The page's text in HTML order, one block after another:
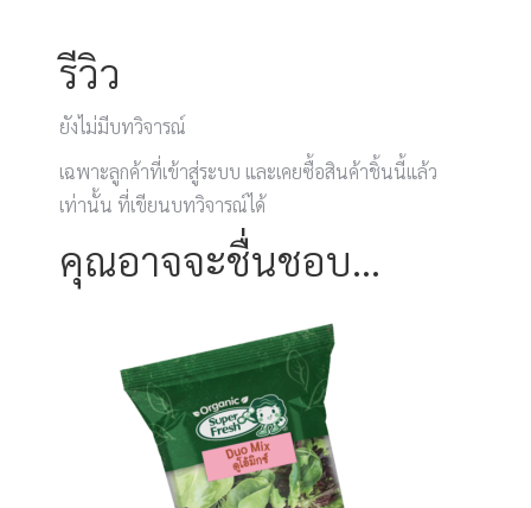
รีวิว
ยังไม่มีบทวิจารณ์
เฉพาะลูกค้าที่เข้าสู่ระบบ และเคยซื้อสินค้าชิ้นนี้แล้ว
เท่านั้น ที่เขียนบทวิจารณ์ได้
คุณอาจจะชื่นชอบ…